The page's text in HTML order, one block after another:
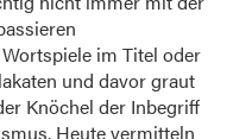
im Titel oder
und davor graut
Knöchel der Inbegriff
Heute vermitteln